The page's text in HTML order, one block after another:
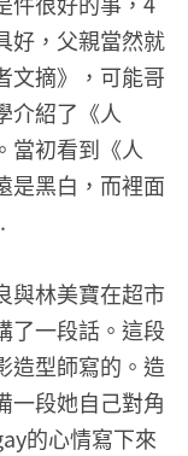
好，父親當然就
文摘》，可能哥
介紹了《人
當初看到《人
是黑白，而裡面
與林美寶在超市
了一段話。這段
造型師寫的。造
一段她自己對角
的心情寫下來